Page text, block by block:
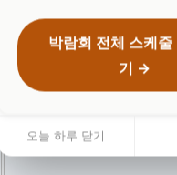
박람회 전체 스케줄
기 →
오늘 하루 닫기